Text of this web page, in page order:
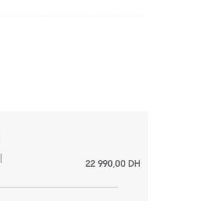
22 990,00 DH